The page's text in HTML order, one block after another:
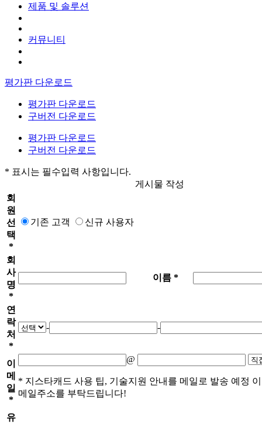
제품 및 솔루션
커뮤니티
평가판 다운로드
평가판 다운로드
구버전 다운로드
평가판 다운로드
구버전 다운로드
* 표시는 필수입력 사항입니다.
게시물 작성
회
원
선
택
*
기존 고객 신규 사용자
회
사
명
*
이름 *
연
락
처
*
- -
이
메
일
*
@
* 지스타캐드 사용 팁, 기술지원 안내를 메일로 발송 예정
메일주소를 부탁드립니다!
유